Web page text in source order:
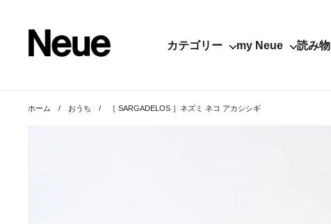
カテゴリー my Neue 読み物
ホーム / おうち / ［ SARGADELOS ］ネズミ ネコ アカシシギ